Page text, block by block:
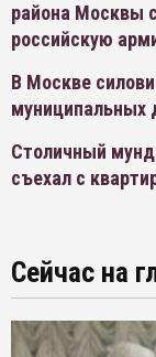
района Москвы
российскую
В Москве
муниципальных
Столичный
съехал с
Сейчас на